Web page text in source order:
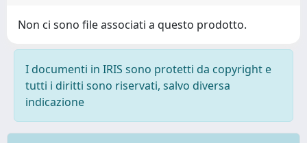
Non ci sono file associati a questo prodotto.
I documenti in IRIS sono protetti da copyright e
tutti i diritti sono riservati, salvo diversa
indicazione